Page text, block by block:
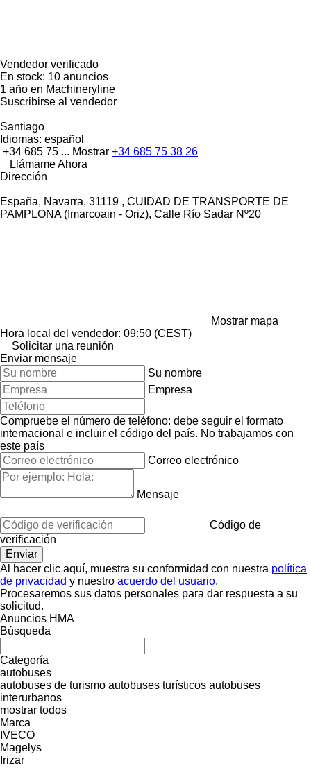
Vendedor verificado
En stock: 10 anuncios
1 año en Machineryline
Suscribirse al vendedor
Santiago
Idiomas: español
+34 685 75 ... Mostrar +34 685 75 38 26
Llámame Ahora
Dirección
España, Navarra, 31119 , CUIDAD DE TRANSPORTE DE
PAMPLONA (Imarcoain - Oriz), Calle Río Sadar Nº20
Mostrar mapa
Hora local del vendedor: 09:50 (CEST)
Solicitar una reunión
Enviar mensaje
Su nombre
Empresa
Compruebe el número de teléfono: debe seguir el formato
internacional e incluir el código del país. No trabajamos con
este país
Correo electrónico
Mensaje
Código de
verificación
Al hacer clic aquí, muestra su conformidad con nuestra política
de privacidad y nuestro acuerdo del usuario.
Procesaremos sus datos personales para dar respuesta a su
solicitud.
Anuncios HMA
Búsqueda
Categoría
autobuses
autobuses de turismo autobuses turísticos autobuses
interurbanos
mostrar todos
Marca
IVECO
Magelys
Irizar